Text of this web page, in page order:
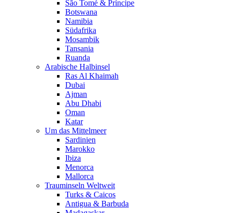
São Tomé & Príncipe
Botswana
Namibia
Südafrika
Mosambik
Tansania
Ruanda
Arabische Halbinsel
Ras Al Khaimah
Dubai
Ajman
Abu Dhabi
Oman
Katar
Um das Mittelmeer
Sardinien
Marokko
Ibiza
Menorca
Mallorca
Trauminseln Weltweit
Turks & Caicos
Antigua & Barbuda